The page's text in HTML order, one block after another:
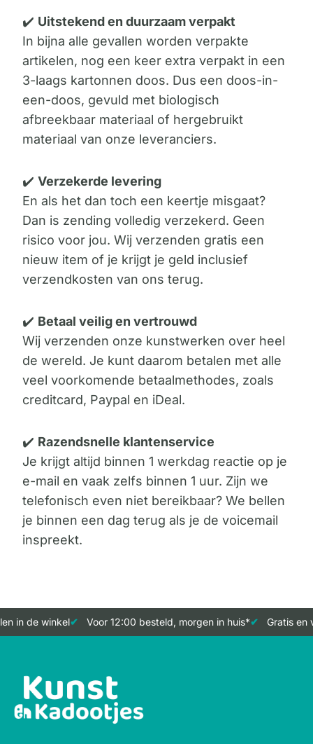
✔️ Uitstekend en duurzaam verpakt
In bijna alle gevallen worden verpakte
artikelen, nog een keer extra verpakt in een
3-laags kartonnen doos. Dus een doos-in-
een-doos, gevuld met biologisch
afbreekbaar materiaal of hergebruikt
materiaal van onze leveranciers.
✔️ Verzekerde levering
En als het dan toch een keertje misgaat?
Dan is zending volledig verzekerd. Geen
risico voor jou. Wij verzenden gratis een
nieuw item of je krijgt je geld inclusief
verzendkosten van ons terug.
✔️ Betaal veilig en vertrouwd
Wij verzenden onze kunstwerken over heel
de wereld. Je kunt daarom betalen met alle
veel voorkomende betaalmethodes, zoals
creditcard, Paypal en iDeal.
✔️ Razendsnelle klantenservice
Je krijgt altijd binnen 1 werkdag reactie op je
e-mail en vaak zelfs binnen 1 uur. Zijn we
telefonisch even niet bereikbaar? We bellen
je binnen een dag terug als je de voicemail
inspreekt.
in de winkel Voor 12:00 besteld, morgen in huis* Gratis en